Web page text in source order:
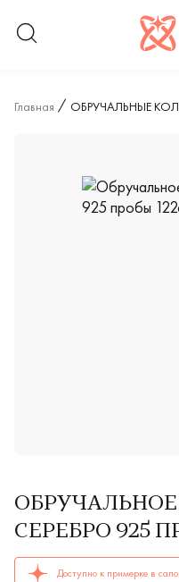
Главная ОБРУЧАЛЬНЫЕ
СЕРЕБРО 925
ОБРУЧАЛЬНЫЕ КОЛЬЦА
Доступно к примерке в